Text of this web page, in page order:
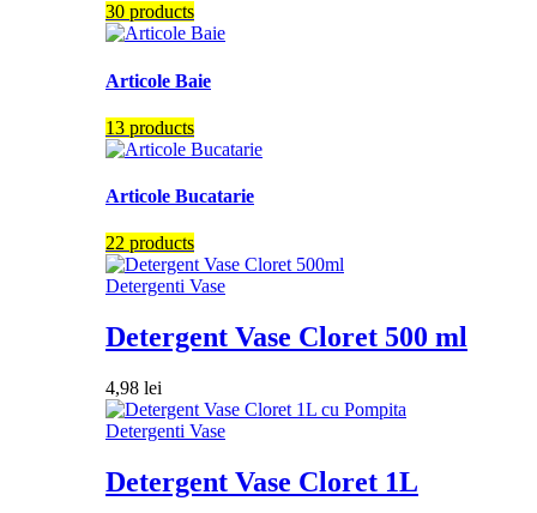
30 products
Articole Baie
13 products
Articole Bucatarie
22 products
Detergenti Vase
Detergent Vase Cloret 500 ml
4,98 lei
Detergenti Vase
Detergent Vase Cloret 1L